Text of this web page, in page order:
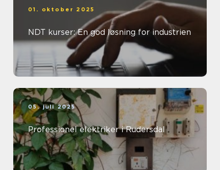
01. oktober 2025
NDT kurser: En god løsning for industrien
05. juli 2025
Professionel elektriker i Rudersdal